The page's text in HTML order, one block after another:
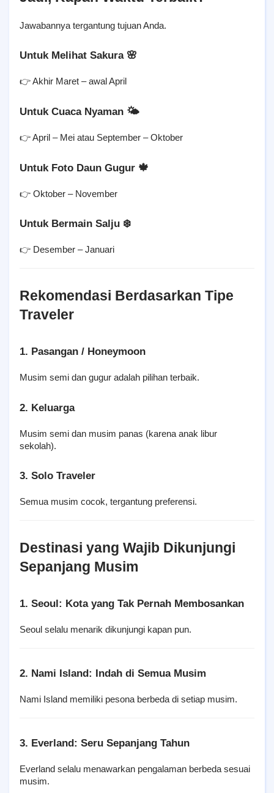
Jawabannya tergantung tujuan Anda.
Untuk Melihat Sakura 🌸
👉 Akhir Maret – awal April
Untuk Cuaca Nyaman 🌤️
👉 April – Mei atau September – Oktober
Untuk Foto Daun Gugur 🍁
👉 Oktober – November
Untuk Bermain Salju ❄️
👉 Desember – Januari
Rekomendasi Berdasarkan Tipe
Traveler
1. Pasangan / Honeymoon
Musim semi dan gugur adalah pilihan terbaik.
2. Keluarga
Musim semi dan musim panas (karena anak libur
sekolah).
3. Solo Traveler
Semua musim cocok, tergantung preferensi.
Destinasi yang Wajib Dikunjungi
Sepanjang Musim
1. Seoul: Kota yang Tak Pernah Membosankan
Seoul selalu menarik dikunjungi kapan pun.
2. Nami Island: Indah di Semua Musim
Nami Island memiliki pesona berbeda di setiap musim.
3. Everland: Seru Sepanjang Tahun
Everland selalu menawarkan pengalaman berbeda sesuai
musim.